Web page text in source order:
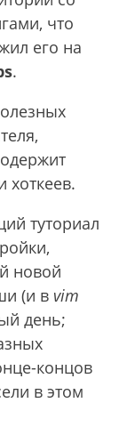
что
его на
.
хоткеев.
туториал
новой
(и в vim
день;
концов
в этом